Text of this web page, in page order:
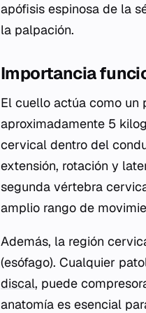
apófisis espinosa de la
la palpación.
Importancia
El cuello actúa como un
aproximadamente 5
cervical dentro del
extensión, rotación y
segunda vértebra
amplio rango de
Además, la región
(esófago). Cualquier
discal, puede
anatomía es esencial